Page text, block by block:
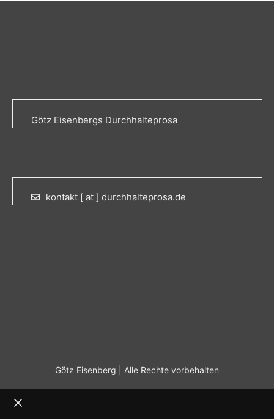
Götz Eisenbergs Durchhalteprosa
kontakt [ at ] durchhalteprosa.de
Götz Eisenberg | Alle Rechte vorbehalten